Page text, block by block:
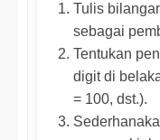
Tulis
sebagai
Tentukan
digit di
= 100, dst.).